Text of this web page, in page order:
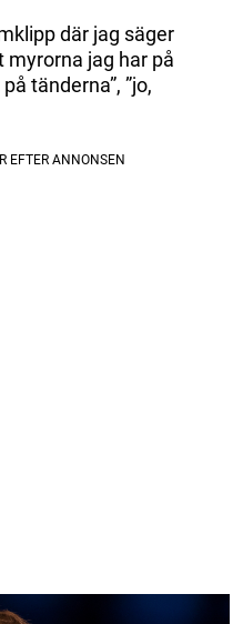
där jag säger
myrorna jag har på
tänderna”, ”jo,